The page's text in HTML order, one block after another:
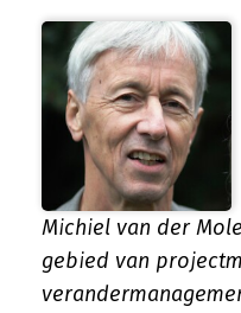
Michiel van der
gebied van